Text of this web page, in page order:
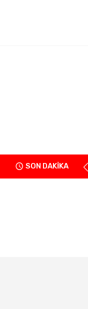
SON DAKİKA